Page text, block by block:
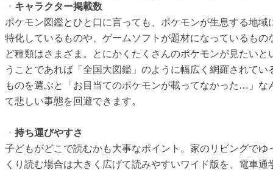
・ キャラクター掲載数
ポケモン図鑑とひと口に言っても、ポケモンが生息する地域
特化しているものや、ゲームソフトが題材になっているもの
ど種類はさまざま。とにかくたくさんのポケモンが見たいと
うことであれば「全国大図鑑」のように幅広く網羅されてい
ものを選ぶと「お目当てのポケモンが載ってなかった…」な
て悲しい事態を回避できます。
・ 持ち運びやすさ
子どもがどこで読むかも大事なポイント。家のリビングでゆ
くり読む場合は大きく広げて読みやすいワイド版を、電車通